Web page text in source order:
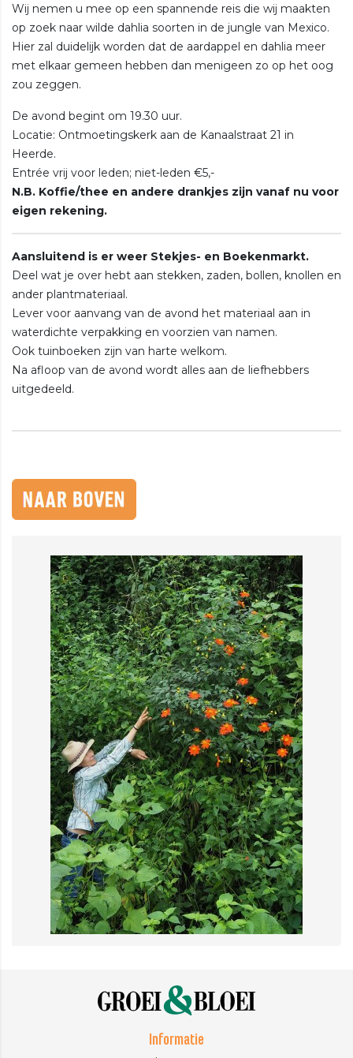
Wij nemen u mee op een spannende reis die wij maakten
op zoek naar wilde dahlia soorten in de jungle van Mexico.
Hier zal duidelijk worden dat de aardappel en dahlia meer
met elkaar gemeen hebben dan menigeen zo op het oog
zou zeggen.
De avond begint om 19.30 uur.
Locatie: Ontmoetingskerk aan de Kanaalstraat 21 in
Heerde.
Entrée vrij voor leden; niet-leden €5,-
N.B. Koffie/thee en andere drankjes zijn vanaf nu voor
eigen rekening.
Aansluitend is er weer Stekjes- en Boekenmarkt.
Deel wat je over hebt aan stekken, zaden, bollen, knollen en
ander plantmateriaal.
Lever voor aanvang van de avond het materiaal aan in
waterdichte verpakking en voorzien van namen.
Ook tuinboeken zijn van harte welkom.
Na afloop van de avond wordt alles aan de liefhebbers
uitgedeeld.
Informatie